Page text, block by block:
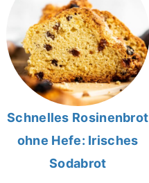
Schnelles Rosinenbrot
ohne Hefe: Irisches
Sodabrot